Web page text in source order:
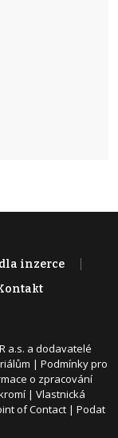
inzerce
a.s. a dodavatelé
| Podmínky pro
o zpracování
| Vlastnická
of Contact | Podat